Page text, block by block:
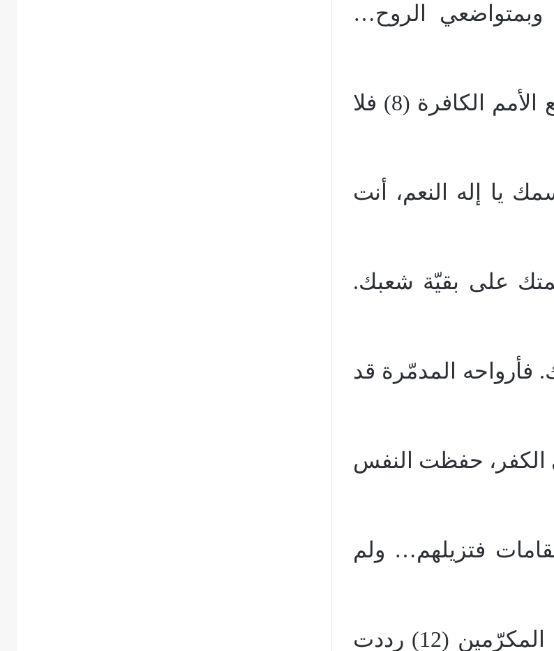
وبمتواضعي الروح…
وبالسائرين في الكمال تزول جميع الأمم الكافرة (8) فلا
يا إله النعم، أنت
نعمتك على بقيّة شعبك.
(10) من عهدك. فأرواحه المدمّرة قد
الكفر، حفظت النفس
فتزيلهم… ولم
ولا ملجأ للرجال السريعين. وعلى المكرّمين (12) رددت